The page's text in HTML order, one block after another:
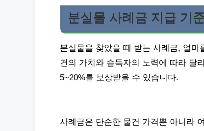
분실물 사례금 지급 기
분실물을 찾았을 때 받는 사례금, 얼
건의 가치와 습득자의 노력에 따라 달
5~20%를 보상받을 수 있습니다.
사례금은 단순한 물건 가격뿐 아니라